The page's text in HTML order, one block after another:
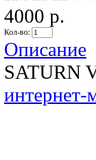
4000 р.
Кол-во:
Описание
SATURN
интернет-